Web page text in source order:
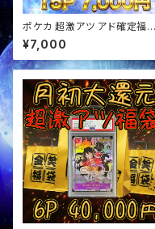
ポケカ 超激アツ アド確定福袋
オリパ
¥7,000